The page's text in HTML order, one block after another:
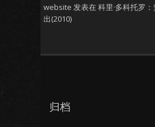
website 发表在 科里·多科托罗
出(2010)
归档